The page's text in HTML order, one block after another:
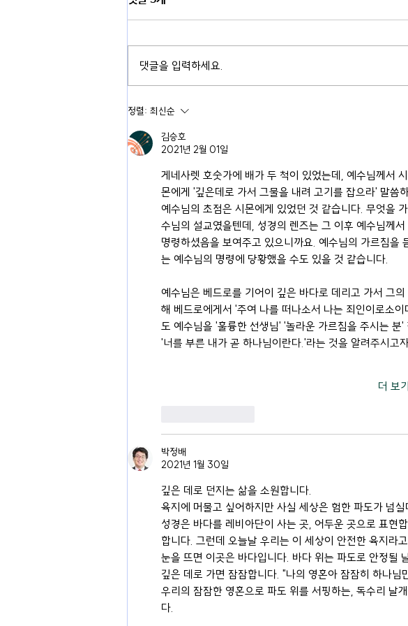
댓글을 입력하세요.
정렬: 최신순
김승호
2021년 2월 01일
게네사렛 호숫가에 배가 두 척이 있었는데, 예수님께서
몬에게 '깊은데로 가서 그물을 내려 고기를 잡으라' 말씀
예수님의 초점은 시몬에게 있었던 것 같습니다. 무엇을
수님의 설교였을텐데, 성경의 렌즈는 그 이후 예수님께
명령하셨음을 보여주고 있으니까요. 예수님의 가르침
는 예수님의 명령에 당황했을 수도 있을 것 같습니다.
예수님은 베드로를 기어이 깊은 바다로 데리고 가서 그
해 베드로에게서 '주여 나를 떠나소서 나는 죄인이로소
도 예수님을 '훌륭한 선생님' '놀라운 가르침을 주시는
'너를 부른 내가 곧 하나님이란다.'라는 것을 알려주시고
더 보기
박정배
2021년 1월 30일
깊은 데로 던지는 삶을 소원합니다.
육지에 머물고 싶어하지만 사실 세상은 험한 파도가 넘
성경은 바다를 레비아단이 사는 곳, 어두운 곳으로 표현
합니다. 그런데 오늘날 우리는 이 세상이 안전한 육지라
눈을 뜨면 이곳은 바다입니다. 바다 위는 파도로 안정될
깊은 데로 가면 잠잠합니다. "나의 영혼아 잠잠히 하나님
우리의 잠잠한 영혼으로 파도 위를 서핑하는, 독수리 날
다.